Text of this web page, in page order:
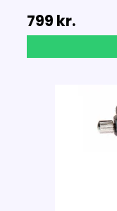
799 kr.